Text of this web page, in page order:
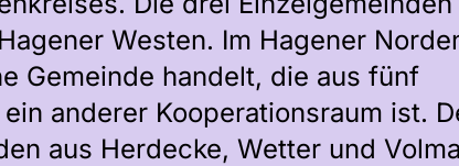
Westen. Im Hagener
Gemeinde handelt, die aus fünf
anderer Kooperationsraum ist.
aus Herdecke, Wetter und